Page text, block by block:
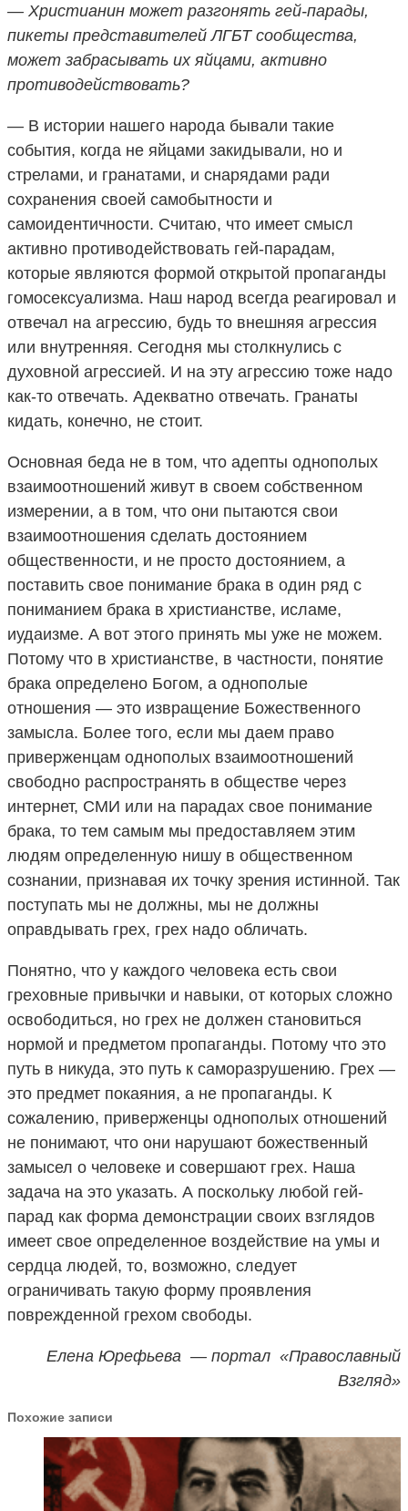
— Христианин может разгонять гей-парады,
пикеты представителей ЛГБТ сообщества,
может забрасывать их яйцами, активно
противодействовать?
— В истории нашего народа бывали такие
события, когда не яйцами закидывали, но и
стрелами, и гранатами, и снарядами ради
сохранения своей самобытности и
самоидентичности. Считаю, что имеет смысл
активно противодействовать гей-парадам,
которые являются формой открытой пропаганды
гомосексуализма. Наш народ всегда реагировал и
отвечал на агрессию, будь то внешняя агрессия
или внутренняя. Сегодня мы столкнулись с
духовной агрессией. И на эту агрессию тоже надо
как-то отвечать. Адекватно отвечать. Гранаты
кидать, конечно, не стоит.
Основная беда не в том, что адепты однополых
взаимоотношений живут в своем собственном
измерении, а в том, что они пытаются свои
взаимоотношения сделать достоянием
общественности, и не просто достоянием, а
поставить свое понимание брака в один ряд с
пониманием брака в христианстве, исламе,
иудаизме. А вот этого принять мы уже не можем.
Потому что в христианстве, в частности, понятие
брака определено Богом, а однополые
отношения — это извращение Божественного
замысла. Более того, если мы даем право
приверженцам однополых взаимоотношений
свободно распространять в обществе через
интернет, СМИ или на парадах свое понимание
брака, то тем самым мы предоставляем этим
людям определенную нишу в общественном
сознании, признавая их точку зрения истинной. Так
поступать мы не должны, мы не должны
оправдывать грех, грех надо обличать.
Понятно, что у каждого человека есть свои
греховные привычки и навыки, от которых сложно
освободиться, но грех не должен становиться
нормой и предметом пропаганды. Потому что это
путь в никуда, это путь к саморазрушению. Грех —
это предмет покаяния, а не пропаганды. К
сожалению, приверженцы однополых отношений
не понимают, что они нарушают божественный
замысел о человеке и совершают грех. Наша
задача на это указать. А поскольку любой гей-
парад как форма демонстрации своих взглядов
имеет свое определенное воздействие на умы и
сердца людей, то, возможно, следует
ограничивать такую форму проявления
поврежденной грехом свободы.
Елена Юрефьева — портал «Православный
Взгляд»
Похожие записи